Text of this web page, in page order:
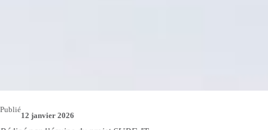
Publié
12 janvier 2026